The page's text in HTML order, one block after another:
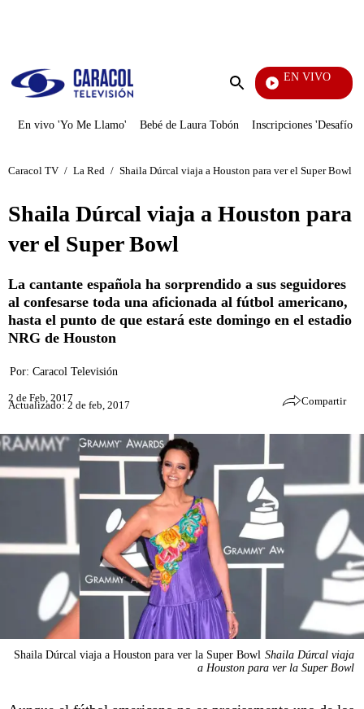
Enviar
EN VIVO
En vivo 'Yo Me Llamo' Bebé de Laura Tobón Inscripciones 'Desafío'
Caracol TV / La Red / Shaila Dúrcal viaja a Houston para ver el Super Bowl
Shaila Dúrcal viaja a Houston para
ver el Super Bowl
La cantante española ha sorprendido a sus seguidores
al confesarse toda una aficionada al fútbol americano,
hasta el punto de que estará este domingo en el estadio
NRG de Houston
Por: Caracol Televisión
2 de Feb, 2017
Actualizado: 2 de feb, 2017 Compartir
Shaila Dúrcal viaja a Houston para ver la Super Bowl Shaila Dúrcal viaja
a Houston para ver la Super Bowl